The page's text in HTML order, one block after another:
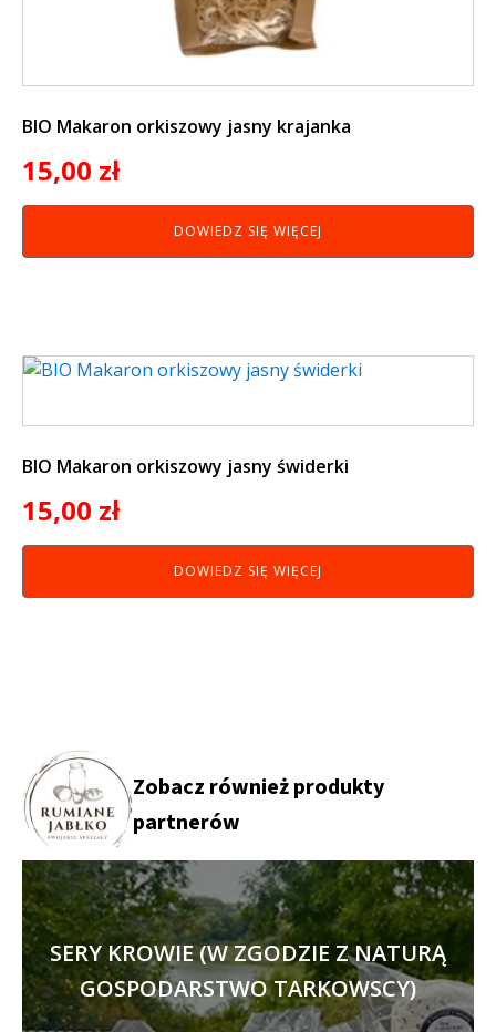
BIO Makaron orkiszowy jasny krajanka
15,00 zł
DOWIEDZ SIĘ WIĘCEJ
BIO Makaron orkiszowy jasny świderki
15,00 zł
DOWIEDZ SIĘ WIĘCEJ
Zobacz również produkty
partnerów
SERY KROWIE (W ZGODZIE Z NATURĄ
GOSPODARSTWO TARKOWSCY)